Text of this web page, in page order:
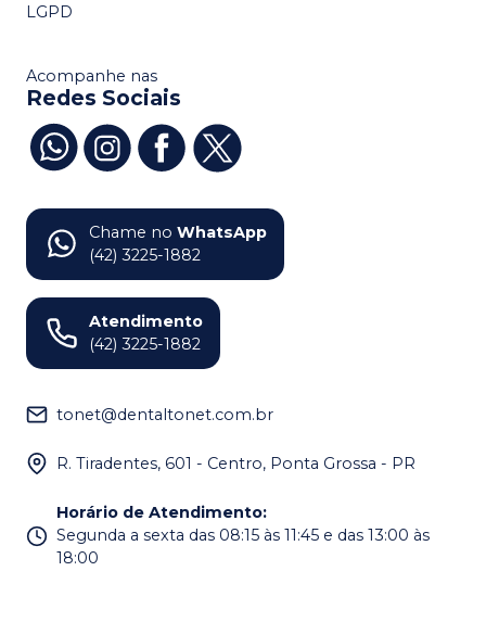
LGPD
Acompanhe nas
Redes Sociais
Chame no WhatsApp
(42) 3225-1882
Atendimento
(42) 3225-1882
tonet@dentaltonet.com.br
R. Tiradentes, 601 - Centro, Ponta Grossa - PR
Horário de Atendimento:
Segunda a sexta das 08:15 às 11:45 e das 13:00 às
18:00